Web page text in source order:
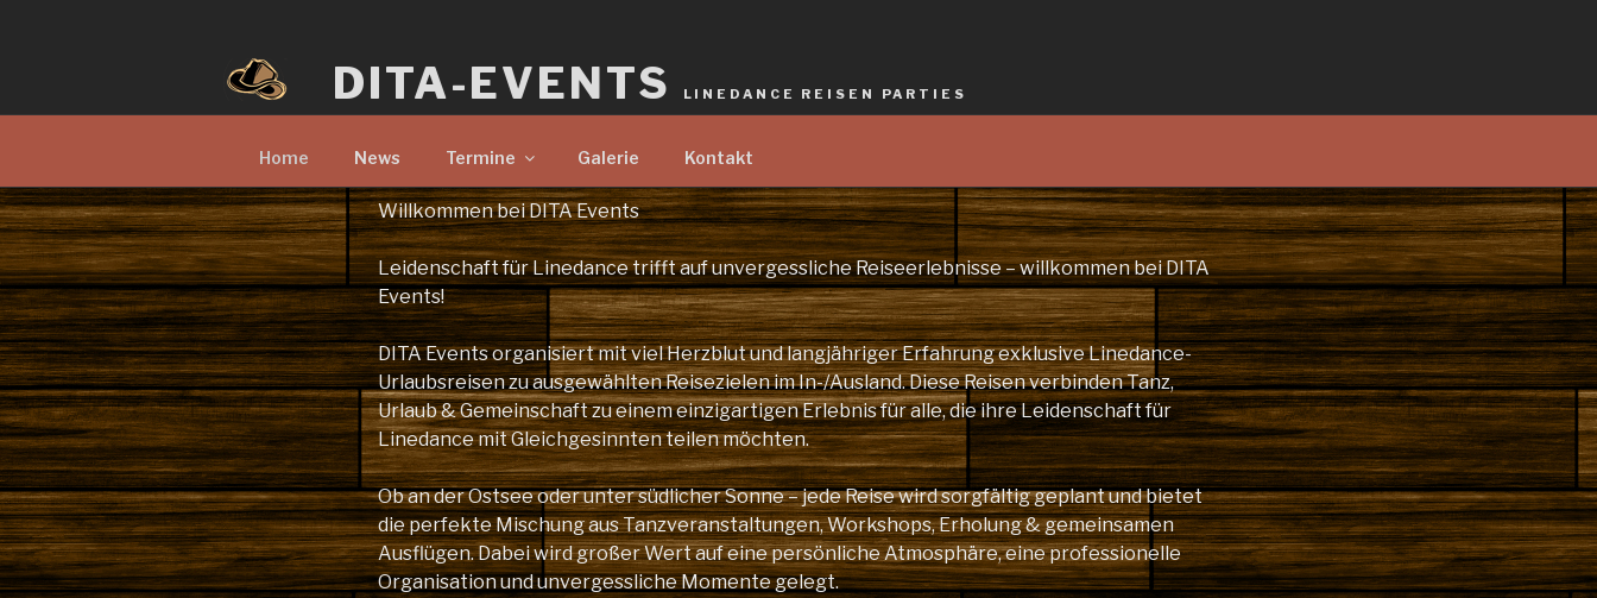
DITA-EVENTS LINEDANCE REISEN PARTIES
Home News Termine Galerie Kontakt
Willkommen bei DITA Events
Leidenschaft für Linedance trifft auf unvergessliche Reiseerlebnisse – willkommen bei DITA
Events!
DITA Events organisiert mit viel Herzblut und langjähriger Erfahrung exklusive Linedance-
Urlaubsreisen zu ausgewählten Reisezielen im In-/Ausland. Diese Reisen verbinden Tanz,
Urlaub & Gemeinschaft zu einem einzigartigen Erlebnis für alle, die ihre Leidenschaft für
Linedance mit Gleichgesinnten teilen möchten.
Ob an der Ostsee oder unter südlicher Sonne – jede Reise wird sorgfältig geplant und bietet
die perfekte Mischung aus Tanzveranstaltungen, Workshops, Erholung & gemeinsamen
Ausflügen. Dabei wird großer Wert auf eine persönliche Atmosphäre, eine professionelle
Organisation und unvergessliche Momente gelegt.